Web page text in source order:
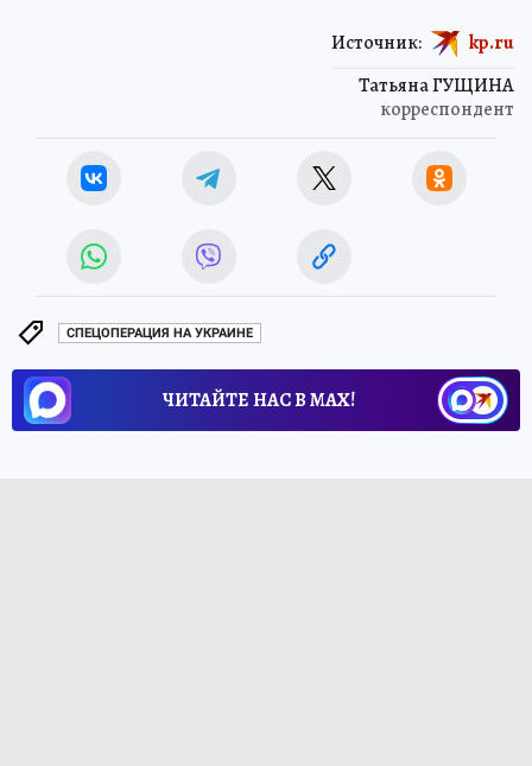
Татьяна ГУЩИНА
корреспондент
Источник: kp.ru
СПЕЦОПЕРАЦИЯ НА УКРАИНЕ
ЧИТАЙТЕ НАС В МАХ!